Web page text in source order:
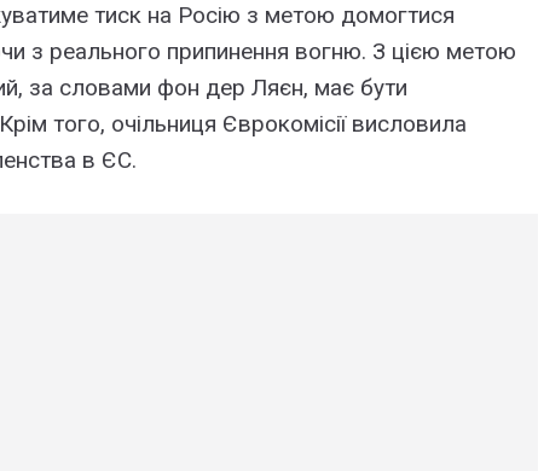
тиск на Росію з метою домогтися
з реального припинення вогню. З цією метою
за словами фон дер Ляєн, має бути
того, очільниця Єврокомісії висловила
в ЄС.